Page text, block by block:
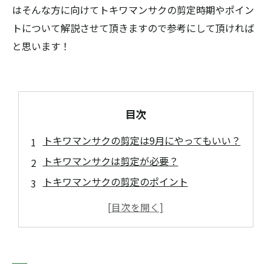
はそんな方に向けてトキワマンサクの剪定時期やポイン
トについて解説させて頂きますので参考にして頂ければ
と思います！
目次
トキワマンサクの剪定は9月にやってもいい？
トキワマンサクは剪定が必要？
トキワマンサクの剪定のポイント